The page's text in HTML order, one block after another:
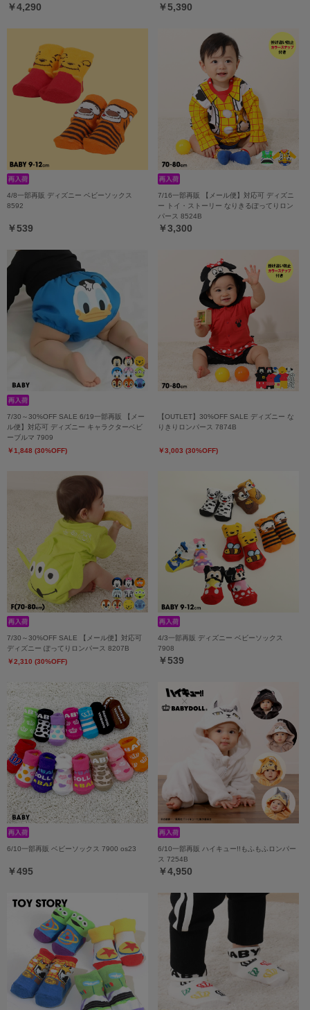
￥4,290 ￥5,390
4/8一部再販 ディズニー ベビーソックス
8592
￥539
7/16一部再販 【メール便】対応可 ディズニ
ー トイ・ストーリー なりきるぽってりロン
パース 8524B
￥3,300
7/30～30%OFF SALE 6/19一部再販 【メー
ル便】対応可 ディズニー キャラクターベビ
ーブルマ 7909
￥1,848 (30%OFF)
【OUTLET】30%OFF SALE ディズニー な
りきりロンパース 7874B
￥3,003 (30%OFF)
7/30～30%OFF SALE 【メール便】対応可
ディズニー ぽってりロンパース 8207B
￥2,310 (30%OFF)
4/3一部再販 ディズニー ベビーソックス
7908
￥539
6/10一部再販 ベビーソックス 7900 os23
￥495
6/10一部再販 ハイキュー!!もふもふロンパー
ス 7254B
￥4,950